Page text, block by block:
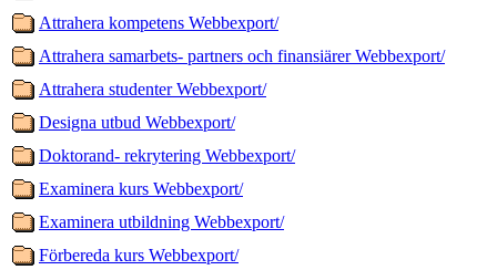
Attrahera kompetens Webbexport/
Attrahera samarbets- partners och finansiärer Webbexport/
Attrahera studenter Webbexport/
Designa utbud Webbexport/
Doktorand- rekrytering Webbexport/
Examinera kurs Webbexport/
Examinera utbildning Webbexport/
Förbereda kurs Webbexport/